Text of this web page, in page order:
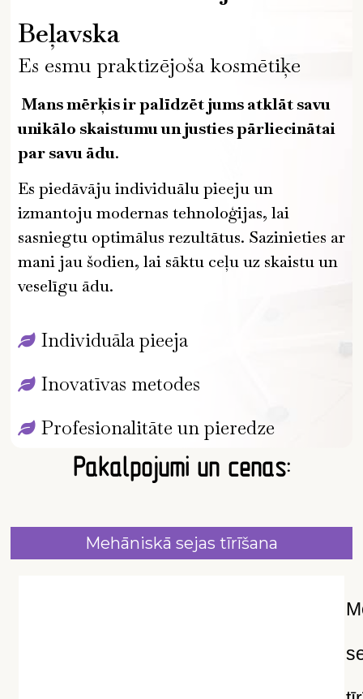
Beļavska
Es esmu praktizējoša kosmētiķe
Mans mērķis ir palīdzēt jums atklāt savu
unikālo skaistumu un justies pārliecinātai
par savu ādu.
Es piedāvāju individuālu pieeju un
izmantoju modernas tehnoloģijas, lai
sasniegtu optimālus rezultātus. Sazinieties ar
mani jau šodien, lai sāktu ceļu uz skaistu un
veselīgu ādu.
Individuāla pieeja
Inovatīvas metodes
Profesionalitāte un pieredze
Pakalpojumi un cenas:
Mehāniskā sejas tīrīšana